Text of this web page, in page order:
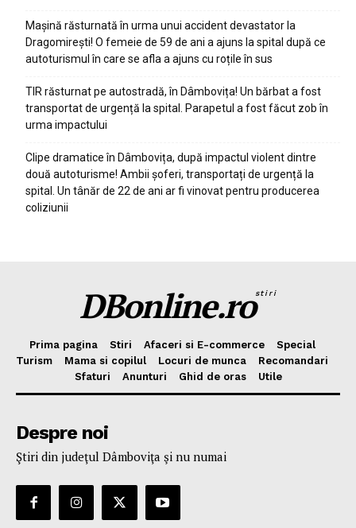
Mașină răsturnată în urma unui accident devastator la
Dragomirești! O femeie de 59 de ani a ajuns la spital după ce
autoturismul în care se afla a ajuns cu roțile în sus
TIR răsturnat pe autostradă, în Dâmbovița! Un bărbat a fost
transportat de urgență la spital. Parapetul a fost făcut zob în
urma impactului
Clipe dramatice în Dâmbovița, după impactul violent dintre
două autoturisme! Ambii șoferi, transportați de urgență la
spital. Un tânăr de 22 de ani ar fi vinovat pentru producerea
coliziunii
DBonline.rostiri
Prima pagina Stiri Afaceri si E-commerce
Special
Turism
Mama si copilul Locuri de munca
Recomandari
Sfaturi
Anunturi Ghid de oras Utile
Despre noi
Ştiri din judeţul Dâmboviţa şi nu numai